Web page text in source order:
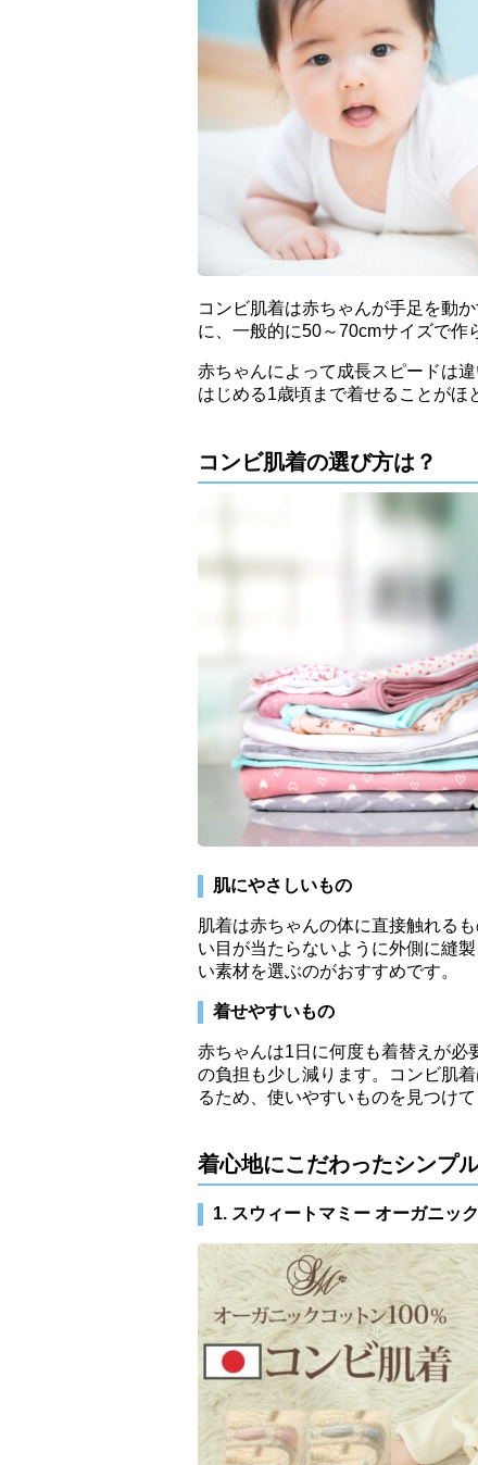
コンビ肌着は赤ちゃんが手足を動
に、一般的に50～70cmサイズで作
赤ちゃんによって成長スピードは
はじめる1歳頃まで着せることがほ
コンビ肌着の選び方は？
肌にやさしいもの
肌着は赤ちゃんの体に直接触れる
い目が当たらないように外側に縫
い素材を選ぶのがおすすめです。
着せやすいもの
赤ちゃんは1日に何度も着替えが必
の負担も少し減ります。コンビ肌
るため、使いやすいものを見つけて
着心地にこだわったシンプ
1. スウィートマミー オーガニッ